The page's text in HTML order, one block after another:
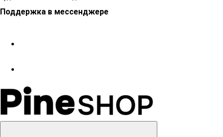
Поддержка в мессенджере